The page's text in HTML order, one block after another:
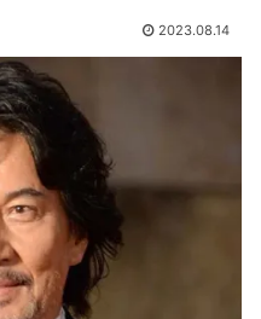
2023.08.14